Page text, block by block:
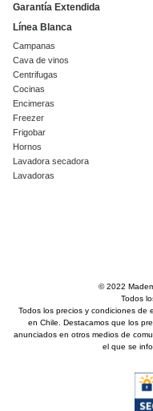
Garantía Extendida
Línea Blanca
Campanas
Cava de vinos
Centrifugas
Cocinas
Encimeras
Freezer
Frigobar
Hornos
Lavadora secadora
Lavadoras
© 2022
Todos
Todos los precios y condiciones de
en Chile. Destacamos que los
anunciados en otros medios de
el que se